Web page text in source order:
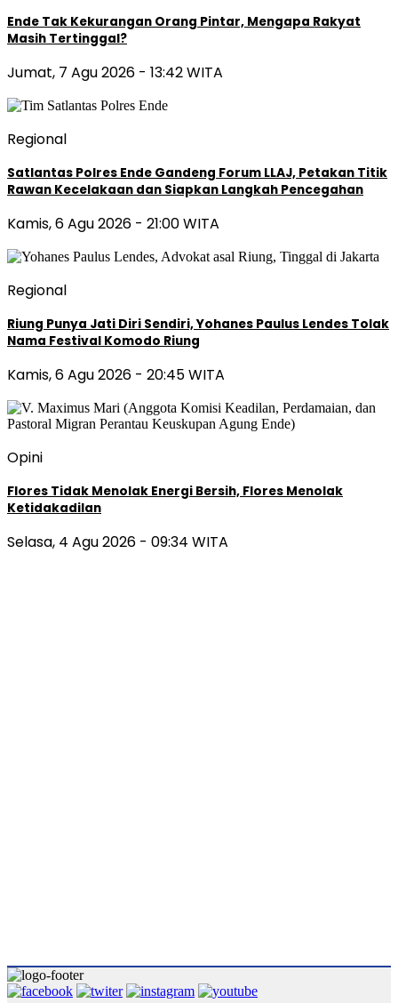
Ende Tak Kekurangan Orang Pintar, Mengapa Rakyat
Masih Tertinggal?
Jumat, 7 Agu 2026 - 13:42 WITA
Regional
Satlantas Polres Ende Gandeng Forum LLAJ, Petakan Titik
Rawan Kecelakaan dan Siapkan Langkah Pencegahan
Kamis, 6 Agu 2026 - 21:00 WITA
Regional
Riung Punya Jati Diri Sendiri, Yohanes Paulus Lendes Tolak
Nama Festival Komodo Riung
Kamis, 6 Agu 2026 - 20:45 WITA
Opini
Flores Tidak Menolak Energi Bersih, Flores Menolak
Ketidakadilan
Selasa, 4 Agu 2026 - 09:34 WITA